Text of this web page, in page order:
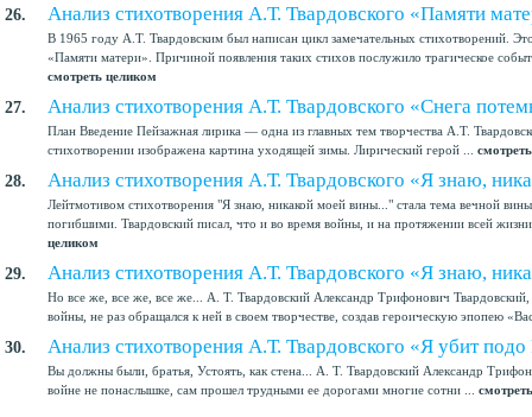
26. Анализ стихотворения А.Т. Твардовского «Памяти
В 1965 году А.Т. Твардовским был написан цикл замечательных стихотворений.
«Памяти матери». Причиной появления таких стихов послужило трагическое
смотреть целиком
27. Анализ стихотворения А.Т. Твардовского «Снега
План Введение Пейзажная лирика — одна из главных тем творчества А.Т.
стихотворении изображена картина уходящей зимы. Лирический герой ...
28. Анализ стихотворения А.Т. Твардовского «Я знаю,
Лейтмотивом стихотворения "Я знаю, никакой моей вины..." стала тема вечной
погибшими. Твардовский писал, что и во время войны, и на протяжении всей
целиком
29. Анализ стихотворения А.Т. Твардовского «Я знаю,
Но все же, все же, все же... А. Т. Твардовский Александр Трифонович
войны, не раз обращался к ней в своем творчестве, создав героическую эпопею
30. Анализ стихотворения А.Т. Твардовского «Я убит
Вы должны были, братья, Устоять, как стена... А. Т. Твардовский Александр
войне не понаслышке, сам прошел трудными ее дорогами многие сотни ...